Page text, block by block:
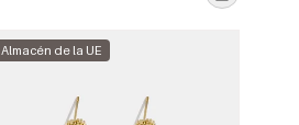
Almacén de la UE